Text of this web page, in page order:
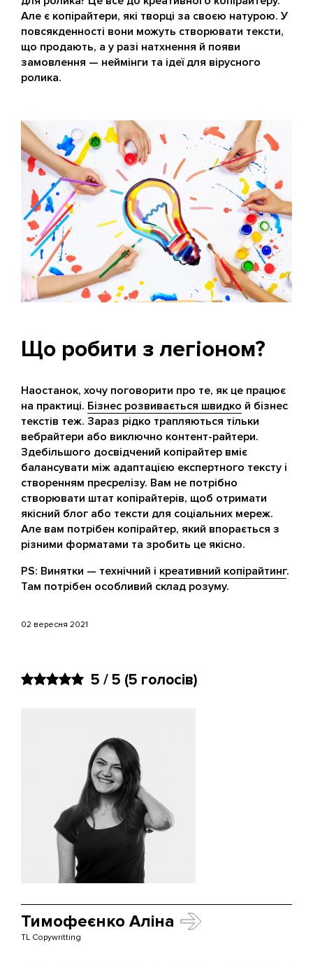
Але є копірайтери, які творці за своєю натурою. У
повсякденності вони можуть створювати тексти,
що продають, а у разі натхнення й появи
замовлення — неймінги та ідеї для вірусного
ролика.
Що робити з легіоном?
Наостанок, хочу поговорити про те, як це працює
на практиці. Бізнес розвивається швидко й бізнес
текстів теж. Зараз рідко трапляються тільки
вебрайтери або виключно контент-райтери.
Здебільшого досвідчений копірайтер вміє
балансувати між адаптацією експертного тексту і
створенням пресрелізу. Вам не потрібно
створювати штат копірайтерів, щоб отримати
якісний блог або тексти для соціальних мереж.
Але вам потрібен копірайтер, який впорається з
різними форматами та зробить це якісно.
PS: Винятки — технічний і креативний копірайтинг.
Там потрібен особливий склад розуму.
02 вересня 2021
5 / 5 (5 голосів)
Тимофеєнко Аліна
TL Copywritting